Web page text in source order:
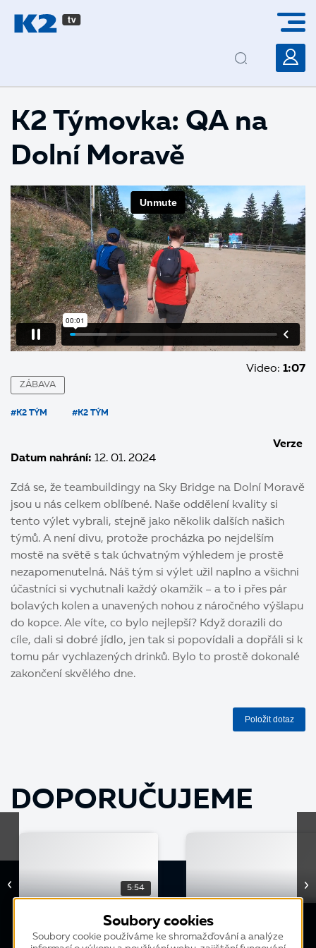
K2 Týmovka: QA na
Dolní Moravě
Video: 1:07
ZÁBAVA
#K2 TÝM #K2 TÝM
Datum nahrání: 12. 01. 2024
Verze
Zdá se, že teambuildingy na Sky Bridge na Dolní Moravě
jsou u nás celkem oblíbené. Naše oddělení kvality si
tento výlet vybrali, stejně jako několik dalších našich
týmů. A není divu, protože procházka po nejdelším
mostě na světě s tak úchvatným výhledem je prostě
nezapomenutelná. Náš tým si výlet užil naplno a všichni
účastníci si vychutnali každý okamžik – a to i přes pár
bolavých kolen a unavených nohou z náročného výšlapu
do kopce. Ale víte, co bylo nejlepší? Když dorazili do
cíle, dali si dobré jídlo, jen tak si popovídali a dopřáli si k
tomu pár vychlazených drinků. Bylo to prostě dokonalé
zakončení skvělého dne.
Položit dotaz
DOPORUČUJEME
5:54
K2 Týmovka: Běhůnkovci
ZÁBAVA
K2 týmovka: Golfová
Soubory cookies
Soubory cookie používáme ke shromažďování a analýze